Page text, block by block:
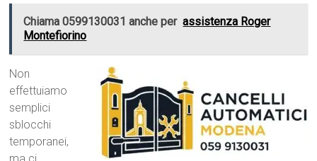
Chiama 0599130031 anche per assistenza Roger
Montefiorino
Non
effettuiamo
semplici
sblocchi
temporanei,